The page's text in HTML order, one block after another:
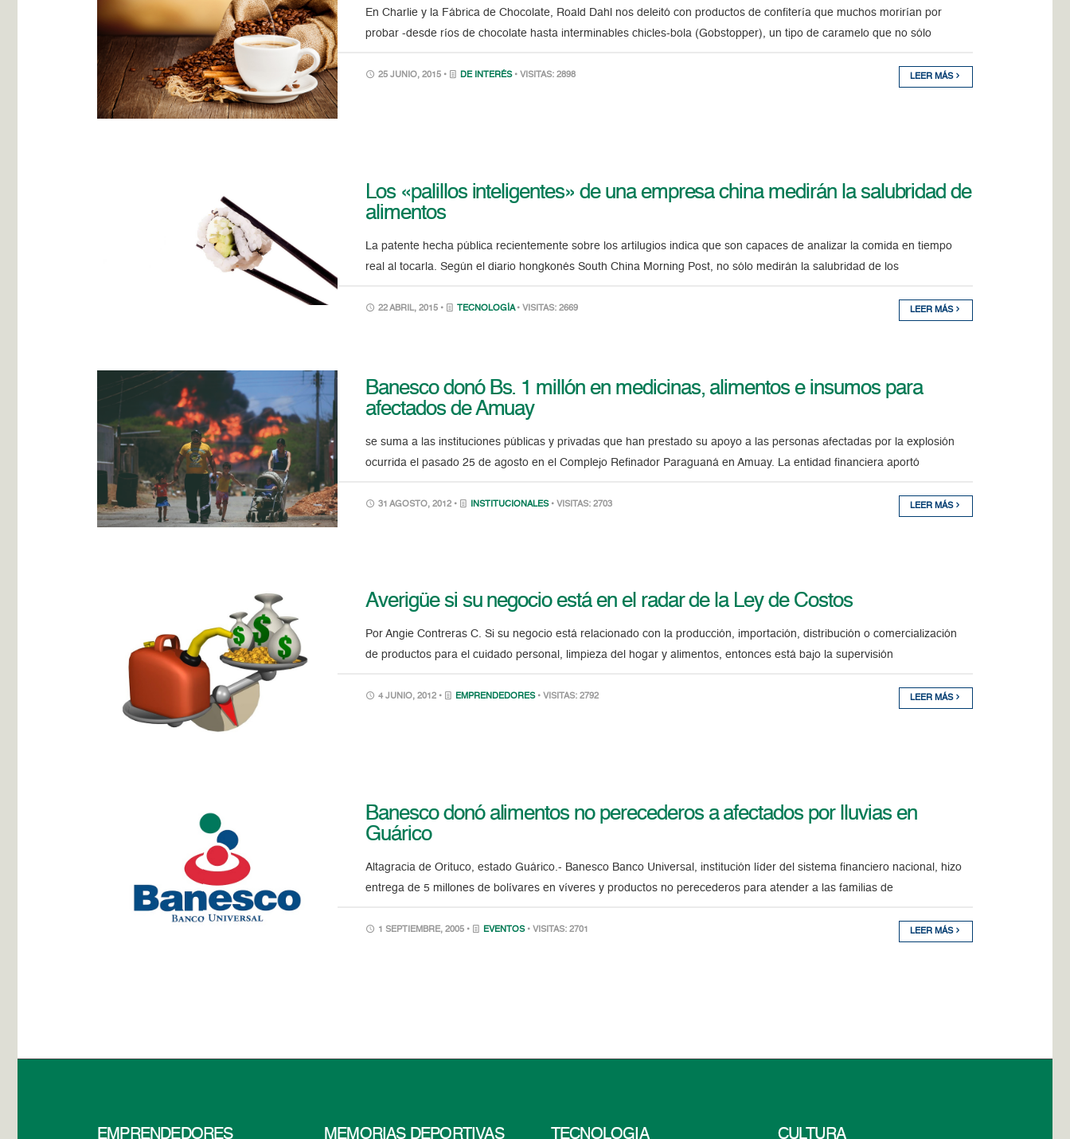
En Charlie y la Fábrica de Chocolate, Roald Dahl nos deleitó con productos de confitería que muchos morirían por
probar -desde ríos de chocolate hasta interminables chicles-bola (Gobstopper), un tipo de caramelo que no sólo
25 JUNIO, 2015 • DE INTERÉS • VISITAS: 2898 LEER MÁS
Los «palillos inteligentes» de una empresa china medirán la salubridad de
alimentos
La patente hecha pública recientemente sobre los artilugios indica que son capaces de analizar la comida en tiempo
real al tocarla. Según el diario hongkonés South China Morning Post, no sólo medirán la salubridad de los
22 ABRIL, 2015 • TECNOLOGÍA • VISITAS: 2669 LEER MÁS
Banesco donó Bs. 1 millón en medicinas, alimentos e insumos para
afectados de Amuay
se suma a las instituciones públicas y privadas que han prestado su apoyo a las personas afectadas por la explosión
ocurrida el pasado 25 de agosto en el Complejo Refinador Paraguaná en Amuay. La entidad financiera aportó
31 AGOSTO, 2012 • INSTITUCIONALES • VISITAS: 2703 LEER MÁS
Averigüe si su negocio está en el radar de la Ley de Costos
Por Angie Contreras C. Si su negocio está relacionado con la producción, importación, distribución o comercialización
de productos para el cuidado personal, limpieza del hogar y alimentos, entonces está bajo la supervisión
4 JUNIO, 2012 • EMPRENDEDORES • VISITAS: 2792 LEER MÁS
Banesco donó alimentos no perecederos a afectados por lluvias en
Guárico
Altagracia de Orituco, estado Guárico.- Banesco Banco Universal, institución líder del sistema financiero nacional, hizo
entrega de 5 millones de bolívares en víveres y productos no perecederos para atender a las familias de
1 SEPTIEMBRE, 2005 • EVENTOS • VISITAS: 2701 LEER MÁS
EMPRENDEDORES MEMORIAS DEPORTIVAS TECNOLOGÍA CULTURA